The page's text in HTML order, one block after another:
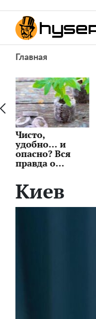
Главная
В какие даты
рождаются
самые верные
мужчины:
лучше сразу
проверить,
чтоб потом не
страдать
Киев